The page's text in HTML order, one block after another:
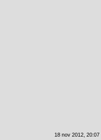
18 nov 2012, 20:07